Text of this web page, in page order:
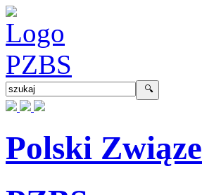
Polski